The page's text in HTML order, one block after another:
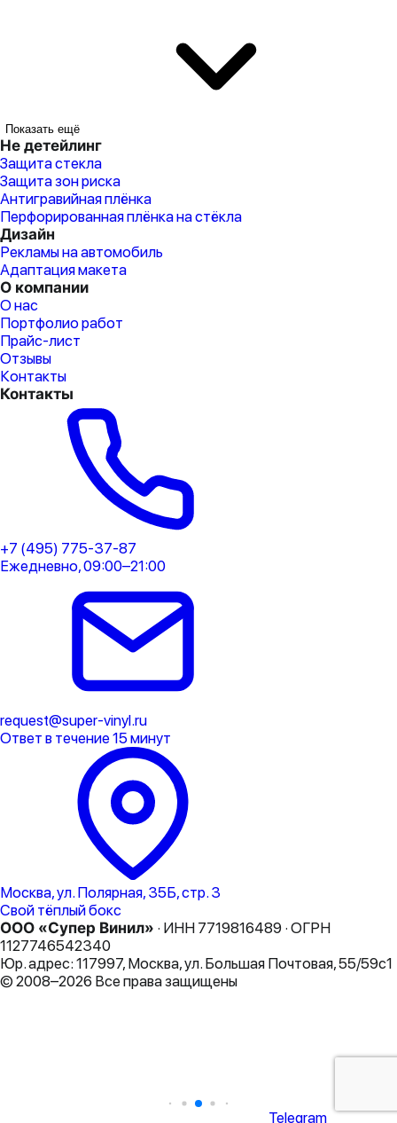
Показать ещё
Не детейлинг
Защита стекла
Защита зон риска
Антигравийная плёнка
Перфорированная плёнка на стёкла
Дизайн
Рекламы на автомобиль
Адаптация макета
О компании
О нас
Портфолио работ
Прайс-лист
Отзывы
Контакты
Контакты
+7 (495) 775-37-87
Ежедневно, 09:00–21:00
request@super-vinyl.ru
Ответ в течение 15 минут
Москва, ул. Полярная, 35Б, стр. 3
Свой тёплый бокс
ООО «Супер Винил» · ИНН 7719816489 · ОГРН
1127746542340
Юр. адрес: 117997, Москва, ул. Большая Почтовая, 55/59с1
© 2008–2026 Все права защищены
Telegram